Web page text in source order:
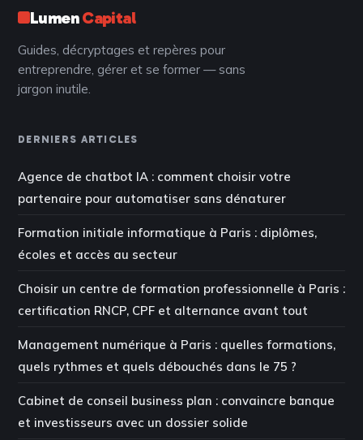
LumenCapital
Guides, décryptages et repères pour
entreprendre, gérer et se former — sans
jargon inutile.
DERNIERS ARTICLES
Agence de chatbot IA : comment choisir votre
partenaire pour automatiser sans dénaturer
Formation initiale informatique à Paris : diplômes,
écoles et accès au secteur
Choisir un centre de formation professionnelle à Paris :
certification RNCP, CPF et alternance avant tout
Management numérique à Paris : quelles formations,
quels rythmes et quels débouchés dans le 75 ?
Cabinet de conseil business plan : convaincre banque
et investisseurs avec un dossier solide